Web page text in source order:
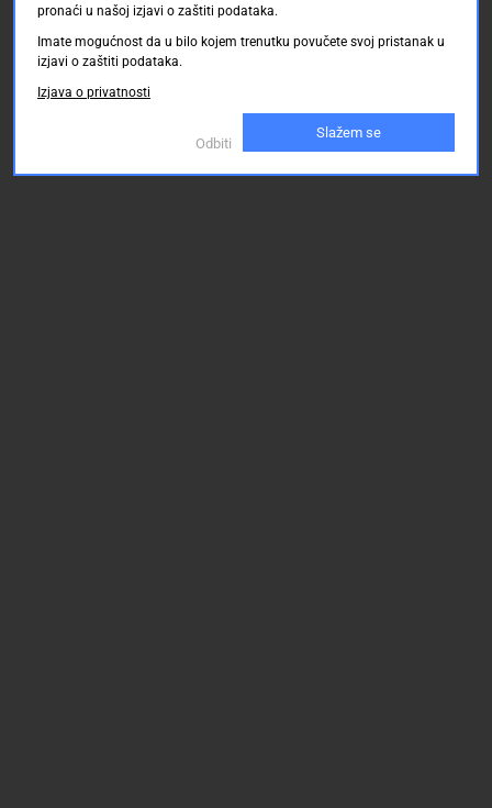
pronaći u našoj izjavi o zaštiti podataka.
Imate mogućnost da u bilo kojem trenutku povučete svoj pristanak u
izjavi o zaštiti podataka.
Izjava o privatnosti
Odbiti
Slažem se